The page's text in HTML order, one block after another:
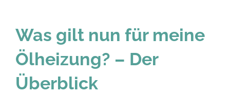
Was gilt nun für meine
Ölheizung? – Der
Überblick